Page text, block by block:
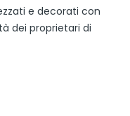
e decorati con
dei proprietari di